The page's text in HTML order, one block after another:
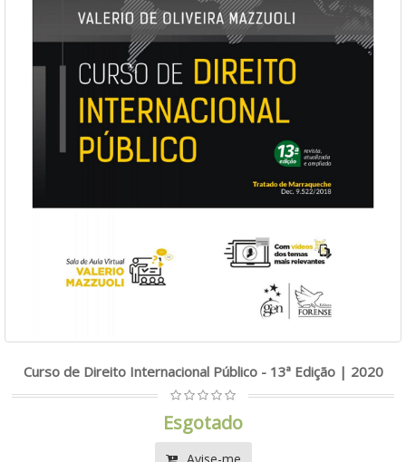
Curso de Direito Internacional Público - 13ª Edição | 2020
Esgotado